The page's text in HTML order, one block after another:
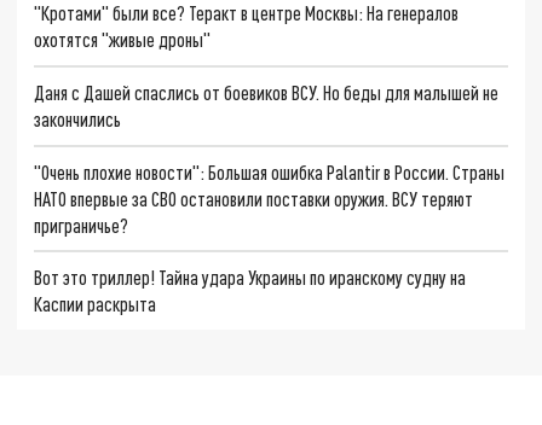
"Кротами" были все? Теракт в центре Москвы: На генералов
охотятся "живые дроны"
Даня с Дашей спаслись от боевиков ВСУ. Но беды для малышей не
закончились
"Очень плохие новости": Большая ошибка Palantir в России. Страны
НАТО впервые за СВО остановили поставки оружия. ВСУ теряют
приграничье?
Вот это триллер! Тайна удара Украины по иранскому судну на
Каспии раскрыта